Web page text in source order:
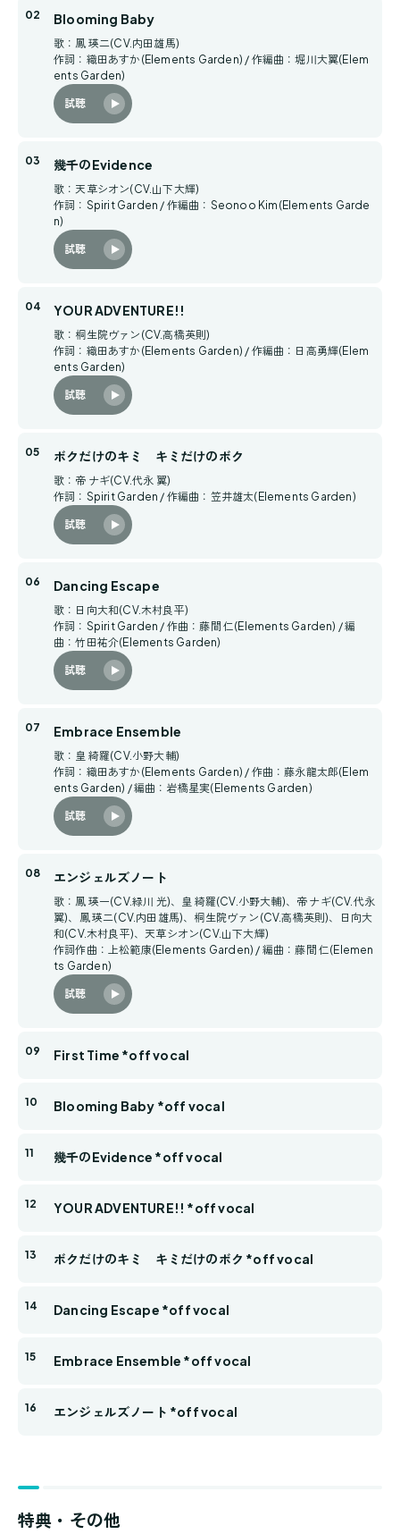
Blooming Baby
歌：鳳 瑛二(CV.内田雄馬)
作詞：織田あすか(Elements Garden) / 作編曲：堀川大翼(Elem
ents Garden)
試聴
幾千のEvidence
歌：天草シオン(CV.山下大輝)
作詞：Spirit Garden / 作編曲：Seonoo Kim(Elements Garde
n)
試聴
YOUR ADVENTURE!!
歌：桐生院ヴァン(CV.高橋英則)
作詞：織田あすか(Elements Garden) / 作編曲：日高勇輝(Elem
ents Garden)
試聴
ボクだけのキミ キミだけのボク
歌：帝 ナギ(CV.代永 翼)
作詞：Spirit Garden / 作編曲：笠井雄太(Elements Garden)
試聴
Dancing Escape
歌：日向大和(CV.木村良平)
作詞：Spirit Garden / 作曲：藤間 仁(Elements Garden) / 編
曲：竹田祐介(Elements Garden)
試聴
Embrace Ensemble
歌：皇 綺羅(CV.小野大輔)
作詞：織田あすか(Elements Garden) / 作曲：藤永龍太郎(Elem
ents Garden) / 編曲：岩橋星実(Elements Garden)
試聴
エンジェルズノート
歌：鳳 瑛一(CV.緑川 光)、皇 綺羅(CV.小野大輔)、帝 ナギ(CV.代永
翼)、鳳 瑛二(CV.内田雄馬)、桐生院ヴァン(CV.高橋英則)、日向大
和(CV.木村良平)、天草シオン(CV.山下大輝)
作詞作曲：上松範康(Elements Garden) / 編曲：藤間 仁(Elemen
ts Garden)
試聴
First Time *off vocal
Blooming Baby *off vocal
幾千のEvidence *off vocal
YOUR ADVENTURE!! *off vocal
ボクだけのキミ キミだけのボク *off vocal
Dancing Escape *off vocal
Embrace Ensemble *off vocal
エンジェルズノート *off vocal
特典・その他